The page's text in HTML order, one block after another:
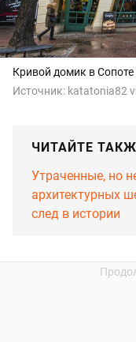
Кривой домик в Сопоте
Источник: katatonia82
ЧИТАЙТЕ
Утраченные, но
архитектурных
след в истории